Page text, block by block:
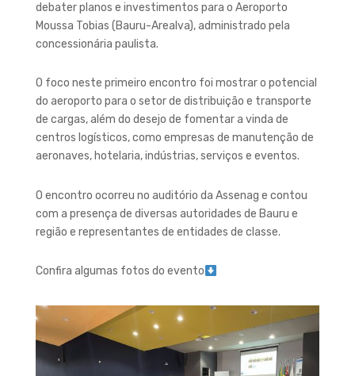
debater planos e investimentos para o Aeroporto
Moussa Tobias (Bauru-Arealva), administrado pela
concessionária paulista.
O foco neste primeiro encontro foi mostrar o potencial
do aeroporto para o setor de distribuição e transporte
de cargas, além do desejo de fomentar a vinda de
centros logísticos, como empresas de manutenção de
aeronaves, hotelaria, indústrias, serviços e eventos.
O encontro ocorreu no auditório da Assenag e contou
com a presença de diversas autoridades de Bauru e
região e representantes de entidades de classe.
Confira algumas fotos do evento